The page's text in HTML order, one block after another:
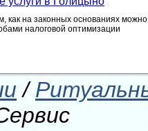
как на законных основаниях
налоговой оптимизации
/